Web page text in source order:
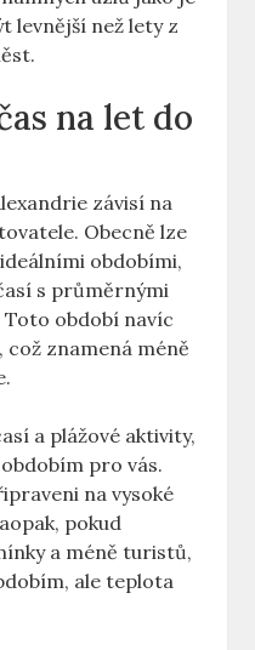
levnější než lety z
na let do
závisí na
Obecně lze
obdobími,
s průměrnými
Toto období navíc
znamená méně
a plážové aktivity,
pro vás.
na vysoké
pokud
a méně turistů,
ale teplota